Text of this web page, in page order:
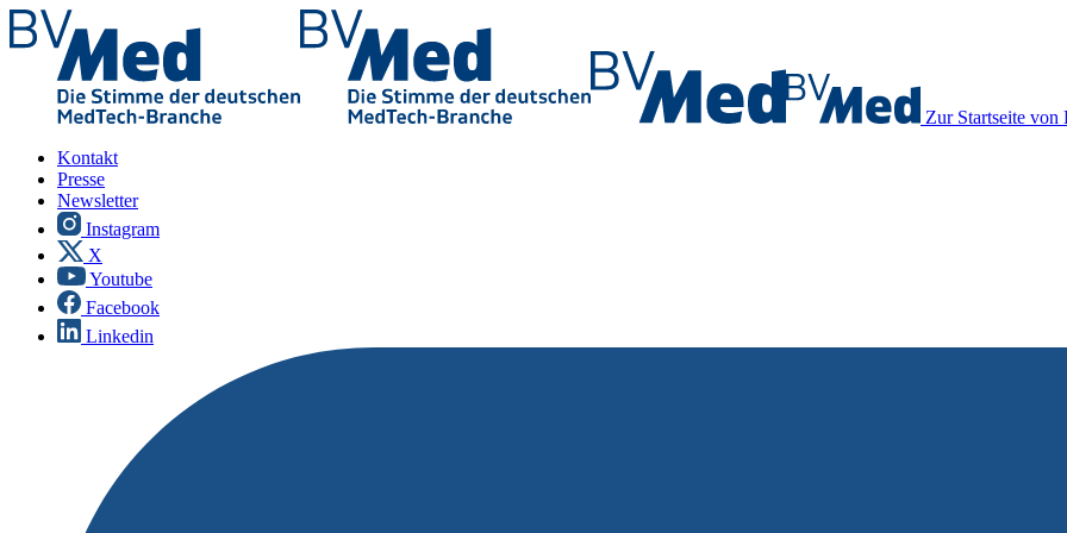
Zur Startseite
Kontakt
Presse
Newsletter
Instagram
X
Youtube
Facebook
Linkedin